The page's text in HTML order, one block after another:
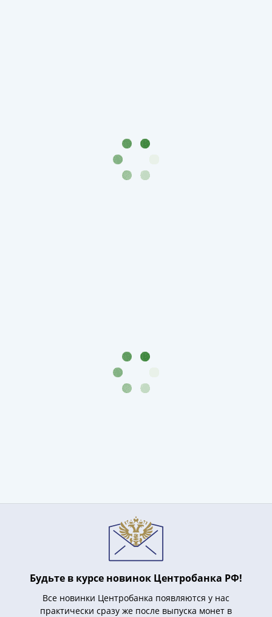
Будьте в курсе новинок Центробанка РФ!
Все новинки Центробанка появляются у нас
практически сразу же после выпуска монет в